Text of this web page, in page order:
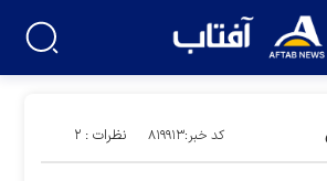
کد خبر:۸۱۹۹۱۳ نظرات : ۲